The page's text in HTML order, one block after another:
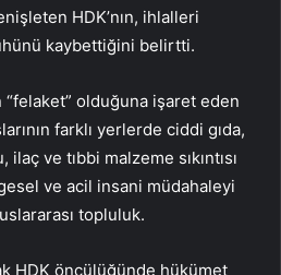
HDK’nın, ihlalleri
kaybettiğini belirtti.
olduğuna işaret eden
farklı yerlerde ciddi gıda,
ve tıbbi malzeme sıkıntısı
ve acil insani müdahaleyi
topluluk.
HDK öncülüğünde hükümet